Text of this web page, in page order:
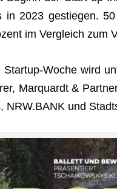
in 2023 gestie­gen.
im Ver­gleich zum
Startup-Woche wird
Mar­quardt &
NRW.BANK und